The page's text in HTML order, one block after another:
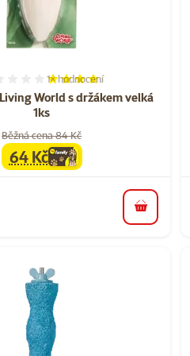
World s držákem velká
1ks
Hodnocení 80%, počet
1×hodnocení
Běžná cena 84 Kč
familycena
64 Kč
do košíku